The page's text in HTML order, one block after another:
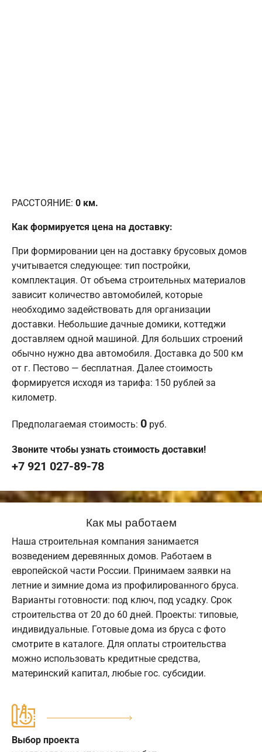
РАССТОЯНИЕ: 0 км.
Как формируется цена на доставку:
При формировании цен на доставку брусовых домов
учитывается следующее: тип постройки,
комплектация. От объема строительных материалов
зависит количество автомобилей, которые
необходимо задействовать для организации
доставки. Небольшие дачные домики, коттеджи
доставляем одной машиной. Для больших строений
обычно нужно два автомобиля. Доставка до 500 км
от г. Пестово — бесплатная. Далее стоимость
формируется исходя из тарифа: 150 рублей за
километр.
Предполагаемая стоимость: 0 руб.
Звоните чтобы узнать стоимость доставки!
+7 921 027-89-78
Как мы работаем
Наша строительная компания занимается
возведением деревянных домов. Работаем в
европейской части России. Принимаем заявки на
летние и зимние дома из профилированного бруса.
Варианты готовности: под ключ, под усадку. Срок
строительства от 20 до 60 дней. Проекты: типовые,
индивидуальные. Готовые дома из бруса с фото
смотрите в каталоге. Для оплаты строительства
можно использовать кредитные средства,
материнский капитал, любые гос. субсидии.
Выбор проекта